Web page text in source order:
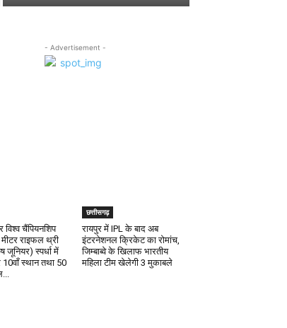
- Advertisement -
विश्व चैंपियनशिप
राइफल थ्री
जूनियर) स्पर्धा में
10वाँ स्थान तथा 50
छत्तीसगढ़
रायपुर में IPL के बाद अब
इंटरनेशनल क्रिकेट का रोमांच,
जिम्बाब्वे के खिलाफ भारतीय
महिला टीम खेलेगी 3 मुकाबले